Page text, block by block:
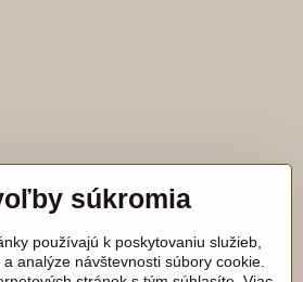
nájdete aj na
súkromia
používajú k poskytovaniu služieb,
analýze návštevnosti súbory cookie.